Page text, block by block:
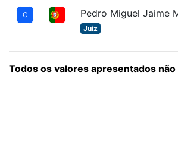
C Pedro Miguel Jaime
Juiz
Todos os valores apresentados